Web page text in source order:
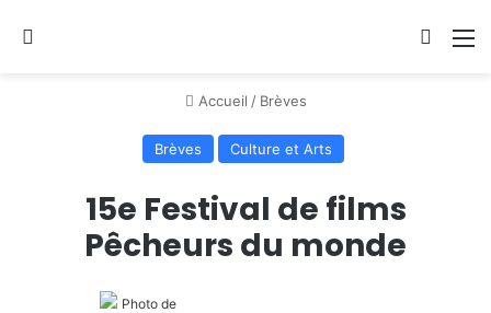
Accueil / Brèves
Brèves Culture et Arts
15e Festival de films
Pêcheurs du monde